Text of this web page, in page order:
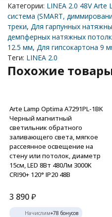
Категории: LINEA 2.0 48V Arte
система (SMART,
треки, Для гарпунных
демпферных натяжных
12.5 мм, Для гипсокартона 9
Теги: LINEA 2.0
Похожие
Arte Lamp Optima A7291PL-1BK
Черный магнитный
светильник обратного
заливающего света, мягкое
рассеянное освещение на
стену или потолок, диаметр
15см, LED 8Вт 480Лм 3000K
CRI90+ 120° IP20 48В
3 890₽
Начислим+78 бонусов